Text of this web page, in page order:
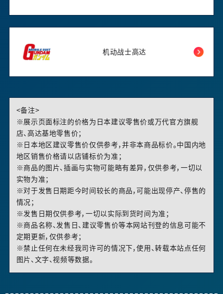
机动战士高达
<备注>
※展示页面标注的价格为日本建议零售价或万代官方旗舰
店、高达基地零售价；
※日本地区建议零售价仅供参考，并非本商品标价。中国内地
地区销售价格请以店铺标价为准；
※商品的图片、插画与实物可能略有差异，仅供参考，一切以
实物为准；
※对于发售日期距今时间较长的商品，可能出现停产、停售的
情况；
※发售日期仅供参考，一切以实际到货时间为准；
※商品名称、发售日、建议零售价等本网站刊登的信息可能不
定期更新，仅供参考；
※禁止任何在未经我司许可的情况下，使用、转载本站点任何
图片、文字、视频等数据。